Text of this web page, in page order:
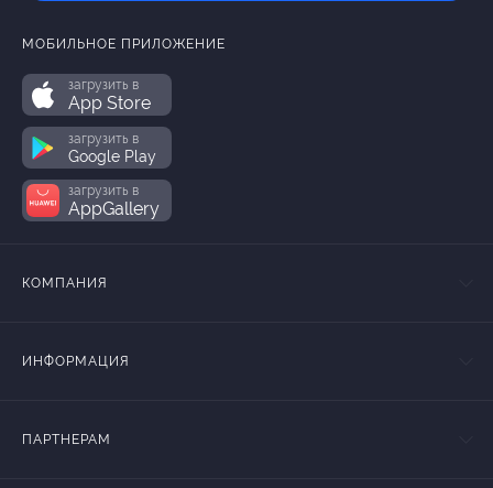
МОБИЛЬНОЕ ПРИЛОЖЕНИЕ
загрузить в
App Store
загрузить в
Google Play
загрузить в
AppGallery
КОМПАНИЯ
ИНФОРМАЦИЯ
ПАРТНЕРАМ